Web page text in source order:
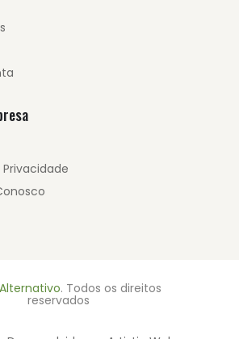
. Todos os direitos
reservados